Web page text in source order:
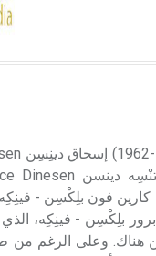
بلِكْسِن - فينِكِه،